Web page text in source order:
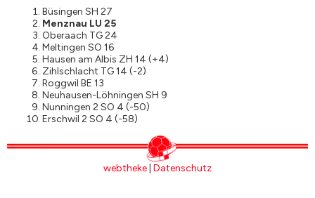
Büsingen SH 27
Menznau LU 25
Oberaach TG 24
Meltingen SO 16
Hausen am Albis ZH 14 (+4)
Zihlschlacht TG 14 (-2)
Roggwil BE 13
Neuhausen-Löhningen SH 9
Nunningen 2 SO 4 (-50)
Erschwil 2 SO 4 (-58)
webtheke Datenschutz